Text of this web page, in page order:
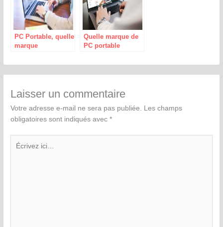
PC Portable, quelle
marque
choisir ?
Quelle marque de
PC portable
Laisser un commentaire
Votre adresse e-mail ne sera pas publiée.
Les champs
obligatoires sont indiqués avec*
ici…